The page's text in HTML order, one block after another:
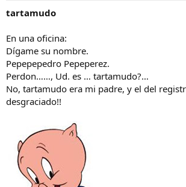
tartamudo
En una oficina:
Dígame su nombre.
Pepepepedro Pepeperez.
Perdon……, Ud. es … tartamudo?…
No, tartamudo era mi padre, y el del
desgraciado!!